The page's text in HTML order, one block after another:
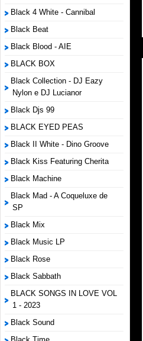
Black 4 White - Cannibal
Black Beat
Black Blood - AIE
BLACK BOX
Black Collection - DJ Eazy
Nylon e DJ Lucianor
Black Djs 99
BLACK EYED PEAS
Black II White - Dino Groove
Black Kiss Featuring Cherita
Black Machine
Black Mad - A Coqueluxe de
SP
Black Mix
Black Music LP
Black Rose
Black Sabbath
BLACK SONGS IN LOVE VOL
1 - 2023
Black Sound